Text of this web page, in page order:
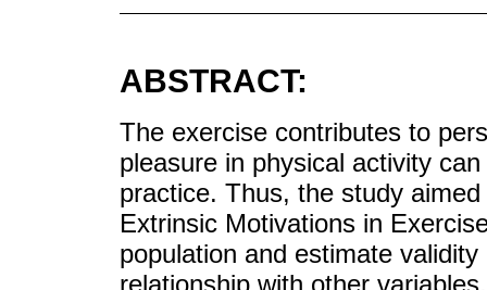
ABSTRACT:
The exercise contributes to
pleasure in physical activity
practice. Thus, the study
Extrinsic Motivations in
population and estimate
relationship with other